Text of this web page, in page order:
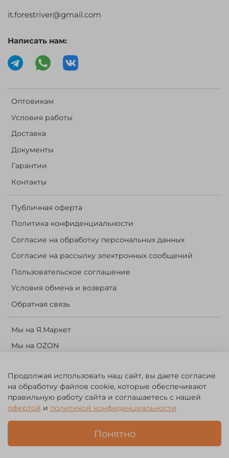
Оптовикам
Условия работы
Доставка
Документы
Гарантии
Контакты
Публичная оферта
Политика конфиденциальности
Согласие на обработку персональных данных
Согласие на рассылку электронных сообщений
Пользовательское соглашение
Условия обмена и возврата
Обратная связь
Мы на Я.Маркет
Мы на OZON
Корзина
it.forestriver@gmail.com
Написать нам:
©️ 2014 - 2024 Forest River. Рыболовный интернет-магазин.
зн. № 756494
БИЗНЕС
Продолжая использовать наш сайт, вы даете согласие
на обработку файлов cookie, которые обеспечивают
правильную работу сайта и соглашаетесь с нашей
офертой и политикой конфиденциальности
Понятно